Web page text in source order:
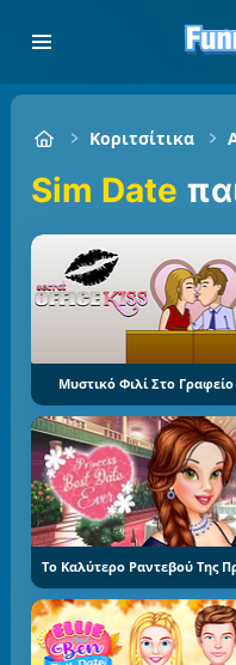
Κοριτσίτικα
Sim Date
Μυστικό Φιλί Στο Γραφείο